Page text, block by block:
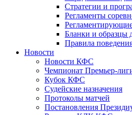
Стратегии и
Регламенты
Бланки и образцы
Правила
Новости
Новости КФС
Чемпионат Премьер-
Кубок КФС
Судейские назначения
Протоколы матчей
Постановления